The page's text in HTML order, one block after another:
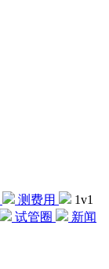
测费用
1v1
试管圈
新闻